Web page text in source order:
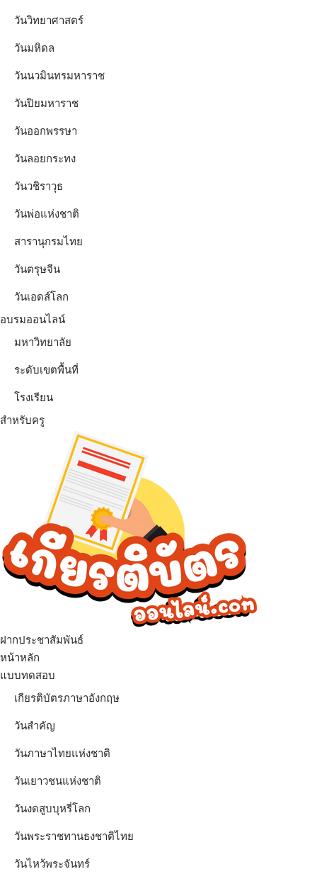
วันวิทยาศาสตร์
วันมหิดล
วันนวมินทรมหาราช
วันปิยมหาราช
วันออกพรรษา
วันลอยกระทง
วันวชิราวุธ
วันพ่อแห่งชาติ
สารานุกรมไทย
วันตรุษจีน
วันเอดส์โลก
อบรมออนไลน์
มหาวิทยาลัย
ระดับเขตพื้นที่
โรงเรียน
สำหรับครู
ฝากประชาสัมพันธ์
เมนู
หน้าหลัก
แบบทดสอบ
เกียรติบัตรภาษาอังกฤษ
วันสำคัญ
วันภาษาไทยแห่งชาติ
วันเยาวชนแห่งชาติ
วันงดสูบบุหรี่โลก
วันพระราชทานธงชาติไทย
วันไหว้พระจันทร์​